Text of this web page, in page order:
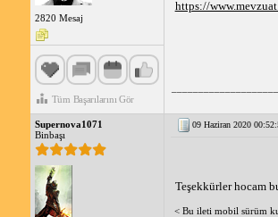
Göz
2820 Mesaj
Tüm Başarılarını Gör
https://
Supernova1071
Binbaşı
09 Haziran 2020
Teşekkürler hocam
< Bu ileti mobil sürüm